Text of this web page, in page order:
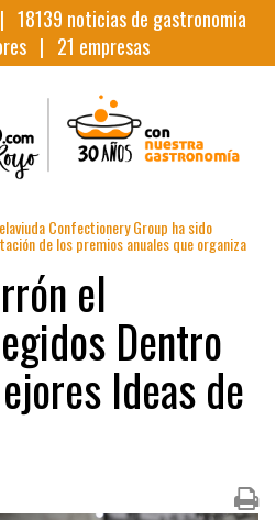
18139 noticias de gastronomia
| 21 empresas
Confectionery Group ha sido
de los premios anuales que organiza
el
Dentro
Ideas de